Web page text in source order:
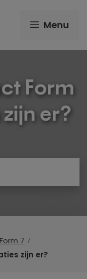
Menu
Form
er?
7
zijn er?